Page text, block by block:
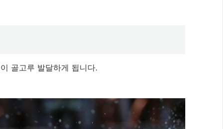
골고루 발달하게 됩니다.